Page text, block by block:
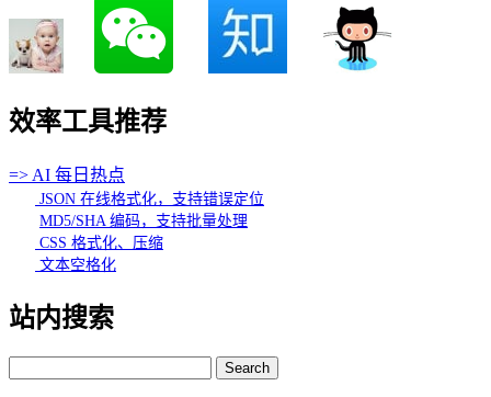
效率工具推荐
=> AI 每日热点
JSON 在线格式化，支持错误定位
MD5/SHA 编码，支持批量处理
CSS 格式化、压缩
文本空格化
站内搜索
for: